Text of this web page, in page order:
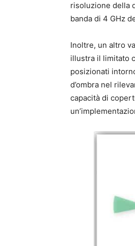
risoluzione della
banda di 4 GHz
Inoltre, un altro
illustra il limitato
posizionati
d’ombra nel
capacità di